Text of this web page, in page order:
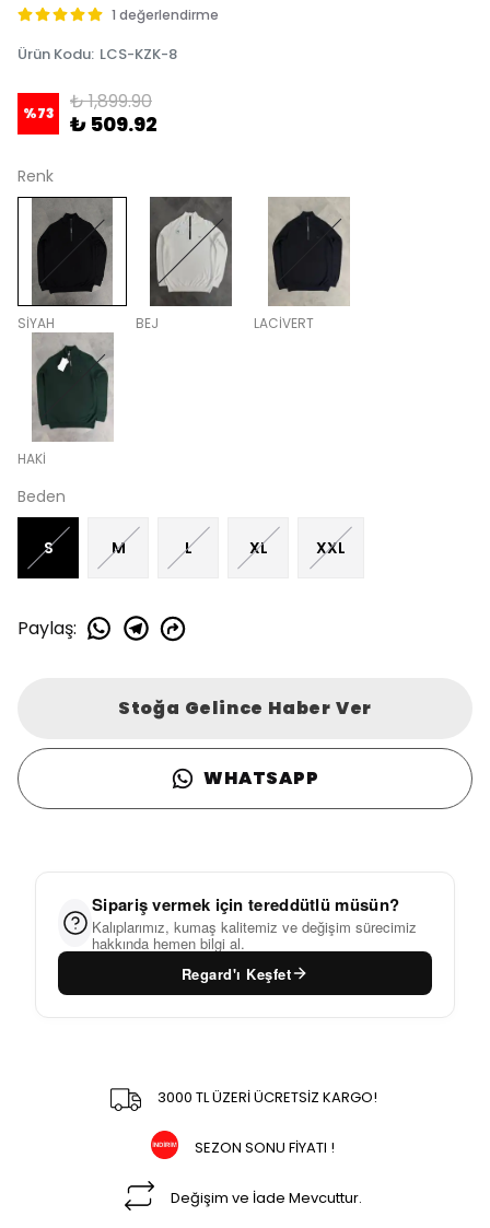
1 değerlendirme
Ürün Kodu: LCS-KZK-8
%73 ₺ 1,899.90
₺ 509.92
Renk
SİYAH BEJ LACİVERT
HAKİ
Beden
S M L XL XXL
Paylaş:
Stoğa Gelince Haber Ver
WHATSAPP
Sipariş vermek için tereddütlü müsün?
Kalıplarımız, kumaş kalitemiz ve değişim sürecimiz
hakkında hemen bilgi al.
Regard'ı Keşfet
3000 TL ÜZERİ ÜCRETSİZ KARGO!
SEZON SONU FİYATI !
Değişim ve İade Mevcuttur.